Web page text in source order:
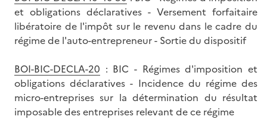
et obligations déclaratives - Versement forfaitaire
libératoire de l'impôt sur le revenu dans le cadre du
régime de l'auto-entrepreneur - Sortie du dispositif
BOI-BIC-DECLA-20 : BIC - Régimes d'imposition et
obligations déclaratives - Incidence du régime des
micro-entreprises sur la détermination du résultat
imposable des entreprises relevant de ce régime